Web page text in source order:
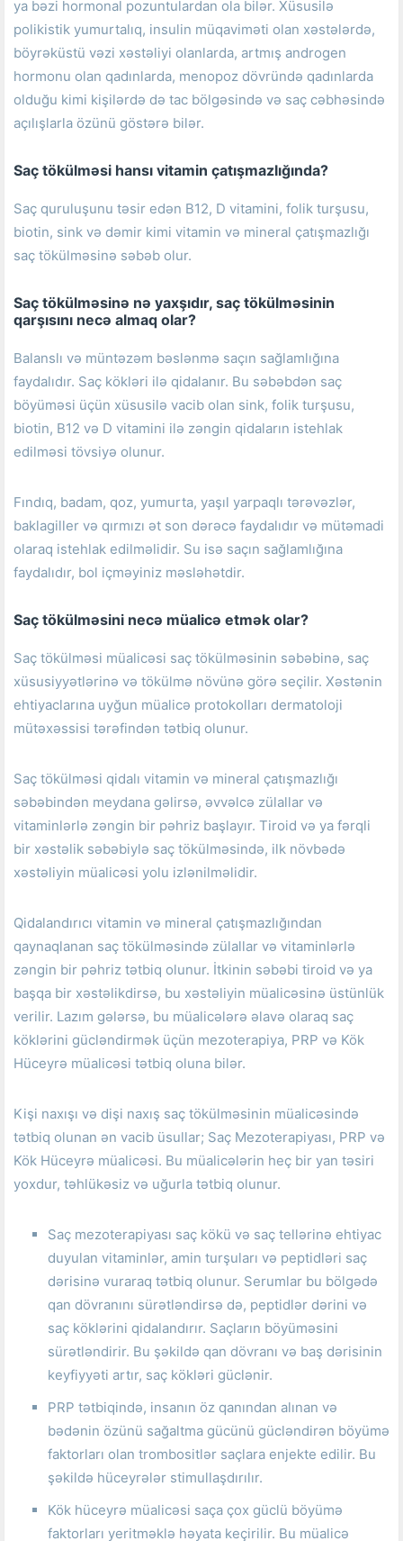
ya bəzi hormonal pozuntulardan ola bilər. Xüsusilə
polikistik yumurtalıq, insulin müqaviməti olan xəstələrdə,
böyrəküstü vəzi xəstəliyi olanlarda, artmış androgen
hormonu olan qadınlarda, menopoz dövründə qadınlarda
olduğu kimi kişilərdə də tac bölgəsində və saç cəbhəsində
açılışlarla özünü göstərə bilər.
Saç tökülməsi hansı vitamin çatışmazlığında?
Saç quruluşunu təsir edən B12, D vitamini, folik turşusu,
biotin, sink və dəmir kimi vitamin və mineral çatışmazlığı
saç tökülməsinə səbəb olur.
Saç tökülməsinə nə yaxşıdır, saç tökülməsinin
qarşısını necə almaq olar?
Balanslı və müntəzəm bəslənmə saçın sağlamlığına
faydalıdır. Saç kökləri ilə qidalanır. Bu səbəbdən saç
böyüməsi üçün xüsusilə vacib olan sink, folik turşusu,
biotin, B12 və D vitamini ilə zəngin qidaların istehlak
edilməsi tövsiyə olunur.
Fındıq, badam, qoz, yumurta, yaşıl yarpaqlı tərəvəzlər,
baklagiller və qırmızı ət son dərəcə faydalıdır və mütəmadi
olaraq istehlak edilməlidir. Su isə saçın sağlamlığına
faydalıdır, bol içməyiniz məsləhətdir.
Saç tökülməsini necə müalicə etmək olar?
Saç tökülməsi müalicəsi saç tökülməsinin səbəbinə, saç
xüsusiyyətlərinə və tökülmə növünə görə seçilir. Xəstənin
ehtiyaclarına uyğun müalicə protokolları dermatoloji
mütəxəssisi tərəfindən tətbiq olunur.
Saç tökülməsi qidalı vitamin və mineral çatışmazlığı
səbəbindən meydana gəlirsə, əvvəlcə zülallar və
vitaminlərlə zəngin bir pəhriz başlayır. Tiroid və ya fərqli
bir xəstəlik səbəbiylə saç tökülməsində, ilk növbədə
xəstəliyin müalicəsi yolu izlənilməlidir.
Qidalandırıcı vitamin və mineral çatışmazlığından
qaynaqlanan saç tökülməsində zülallar və vitaminlərlə
zəngin bir pəhriz tətbiq olunur. İtkinin səbəbi tiroid və ya
başqa bir xəstəlikdirsə, bu xəstəliyin müalicəsinə üstünlük
verilir. Lazım gələrsə, bu müalicələrə əlavə olaraq saç
köklərini gücləndirmək üçün mezoterapiya, PRP və Kök
Hüceyrə müalicəsi tətbiq oluna bilər.
Kişi naxışı və dişi naxış saç tökülməsinin müalicəsində
tətbiq olunan ən vacib üsullar; Saç Mezoterapiyası, PRP və
Kök Hüceyrə müalicəsi. Bu müalicələrin heç bir yan təsiri
yoxdur, təhlükəsiz və uğurla tətbiq olunur.
Saç mezoterapiyası saç kökü və saç tellərinə ehtiyac
duyulan vitaminlər, amin turşuları və peptidləri saç
dərisinə vuraraq tətbiq olunur. Serumlar bu bölgədə
qan dövranını sürətləndirsə də, peptidlər dərini və
saç köklərini qidalandırır. Saçların böyüməsini
sürətləndirir. Bu şəkildə qan dövranı və baş dərisinin
keyfiyyəti artır, saç kökləri güclənir.
PRP tətbiqində, insanın öz qanından alınan və
bədənin özünü sağaltma gücünü gücləndirən böyümə
faktorları olan trombositlər saçlara enjekte edilir. Bu
şəkildə hüceyrələr stimullaşdırılır.
Kök hüceyrə müalicəsi saça çox güclü böyümə
faktorları yeritməklə həyata keçirilir. Bu müalicə